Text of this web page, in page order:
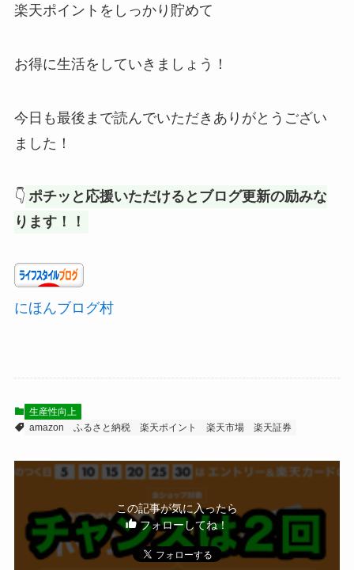
楽天ポイントをしっかり貯めて
お得に生活をしていきましょう！
今日も最後まで読んでいただきありがとうござい
ました！
👇 ポチッと応援いただけるとブログ更新の励みな
ります！！
にほんブログ村
生産性向上
amazon
ふるさと納税 楽天ポイント 楽天市場 楽天証券
この記事が気に入ったら
フォローしてね！